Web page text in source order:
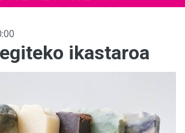
ikastaroa